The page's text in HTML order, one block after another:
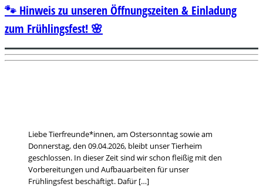
Liebe Tierfreunde*innen, am Ostersonntag sowie am
Donnerstag, den 09.04.2026, bleibt unser Tierheim
geschlossen. In dieser Zeit sind wir schon fleißig mit den
Vorbereitungen und Aufbauarbeiten für unser
Frühlingsfest beschäftigt. Dafür […]
🐾 Hinweis zu unseren Öffnungszeiten & Einladung
zum Frühlingsfest! 🌸